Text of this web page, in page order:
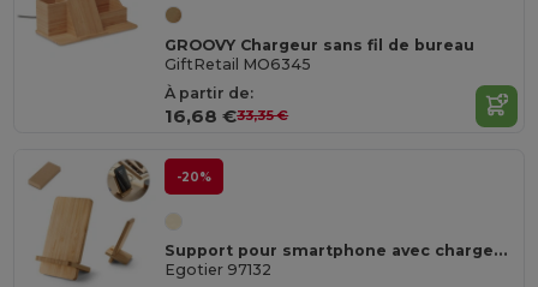
GROOVY Chargeur sans fil de bureau
GiftRetail MO6345
À partir de:
16,68 €33,35 €
-20%
Support pour smartphone avec chargeur sans fil rapide 15W en bambou
Egotier 97132